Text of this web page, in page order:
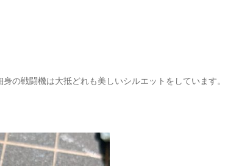
の戦闘機は大抵どれも美しいシルエットをしています。